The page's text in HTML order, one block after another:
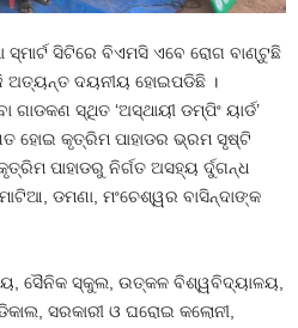
ସ୍ମାର୍ଟ ସିଟିରେ ବିଏମସି ଏବେ ରୋଗ ବାଣ୍ଟୁଛି
ଅତ୍ୟନ୍ତ ଦୟନୀୟ ହୋଇପଡିଛି ।
ଗାଡକଣ ସ୍ଥିତ ‘ଅସ୍ଥାୟୀ ଡମ୍ପିଂ ୟାର୍ଡ’
ହୋଇ କୃତ୍ରିମ ପାହାଡର ଭ୍ରମ ସୃଷ୍ଟି
ପାହାଡରୁ ନିର୍ଗତ ଅସହ୍ୟ ର୍ଦୁଗନ୍ଧ
ଡମଣା, ମଂଚେଶ୍ୱର ବାସିନ୍ଦାଙ୍କ
ସୈନିକ ସ୍କୁଲ, ଉତ୍କଳ ବିଶ୍ୱବିଦ୍ୟାଳୟ,
ସରକାରୀ ଓ ଘରୋଇ କଲୋନୀ,